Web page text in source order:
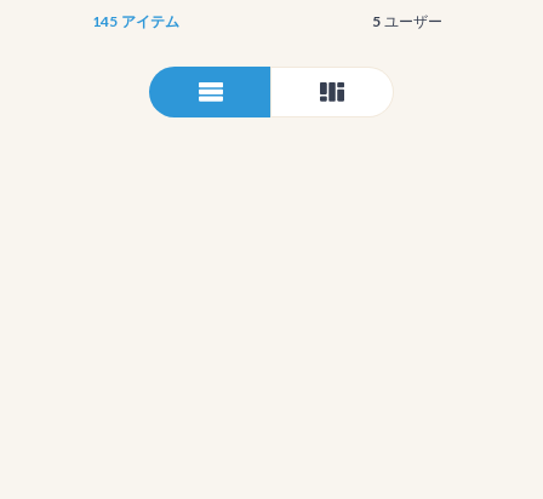
145 アイテム 5 ユーザー